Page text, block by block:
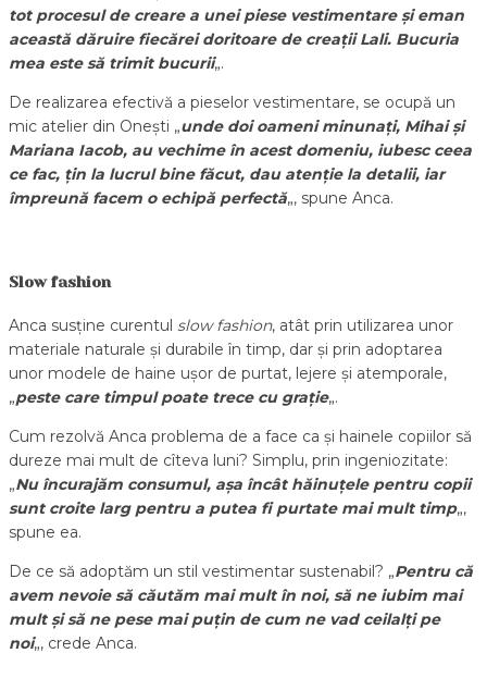
tot procesul de creare a unei piese vestimentare și eman
această dăruire fiecărei doritoare de creații Lali. Bucuria
mea este să trimit bucurii„.
De realizarea efectivă a pieselor vestimentare, se ocupă un
mic atelier din Onești „unde doi oameni minunați, Mihai și
Mariana Iacob, au vechime în acest domeniu, iubesc ceea
ce fac, țin la lucrul bine făcut, dau atenție la detalii, iar
împreună facem o echipă perfectă„, spune Anca.
Slow fashion
Anca susține curentul slow fashion, atât prin utilizarea unor
materiale naturale și durabile în timp, dar și prin adoptarea
unor modele de haine ușor de purtat, lejere și atemporale,
„peste care timpul poate trece cu grație„.
Cum rezolvă Anca problema de a face ca și hainele copiilor să
dureze mai mult de cîteva luni? Simplu, prin ingeniozitate:
„Nu încurajăm consumul, așa încât hăinuțele pentru copii
sunt croite larg pentru a putea fi purtate mai mult timp„,
spune ea.
De ce să adoptăm un stil vestimentar sustenabil? „Pentru că
avem nevoie să căutăm mai mult în noi, să ne iubim mai
mult și să ne pese mai puțin de cum ne vad ceilalți pe
noi„, crede Anca.